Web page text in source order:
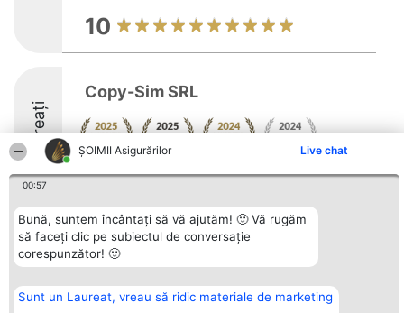
ȘOIMII Asigurărilor Live chat
00:57
Bună, suntem încântați să vă ajutăm! 🙂 Vă rugăm
să faceți clic pe subiectul de conversație
corespunzător! 🙂
Sunt un Laureat, vreau să ridic materiale de marketing
10
Laureați
Copy-Sim SRL
8.6
Organizator Ranking
BRIGHT SOLUTIONS BR SRL
Aleea Timisul De Sus 2 Bl. A30
Sc. A Et. 4 Ap. 13 Cod 061952
București
Plebiscyt
Lista Tuturor
Laureaților
Reguli